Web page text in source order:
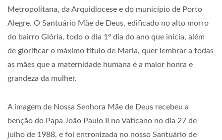
Metropolitana, da Arquidiocese e do município de Porto
Alegre. O Santuário Mãe de Deus, edificado no alto morro
do bairro Glória, todo o dia 1º dia do ano que inicia, além
de glorificar o máximo título de Maria, quer lembrar a todas
as mães que a maternidade humana é a maior honra e
grandeza da mulher.
A imagem de Nossa Senhora Mãe de Deus recebeu a
benção do Papa João Paulo II no Vaticano no dia 27 de
julho de 1988, e foi entronizada no nosso Santuário de